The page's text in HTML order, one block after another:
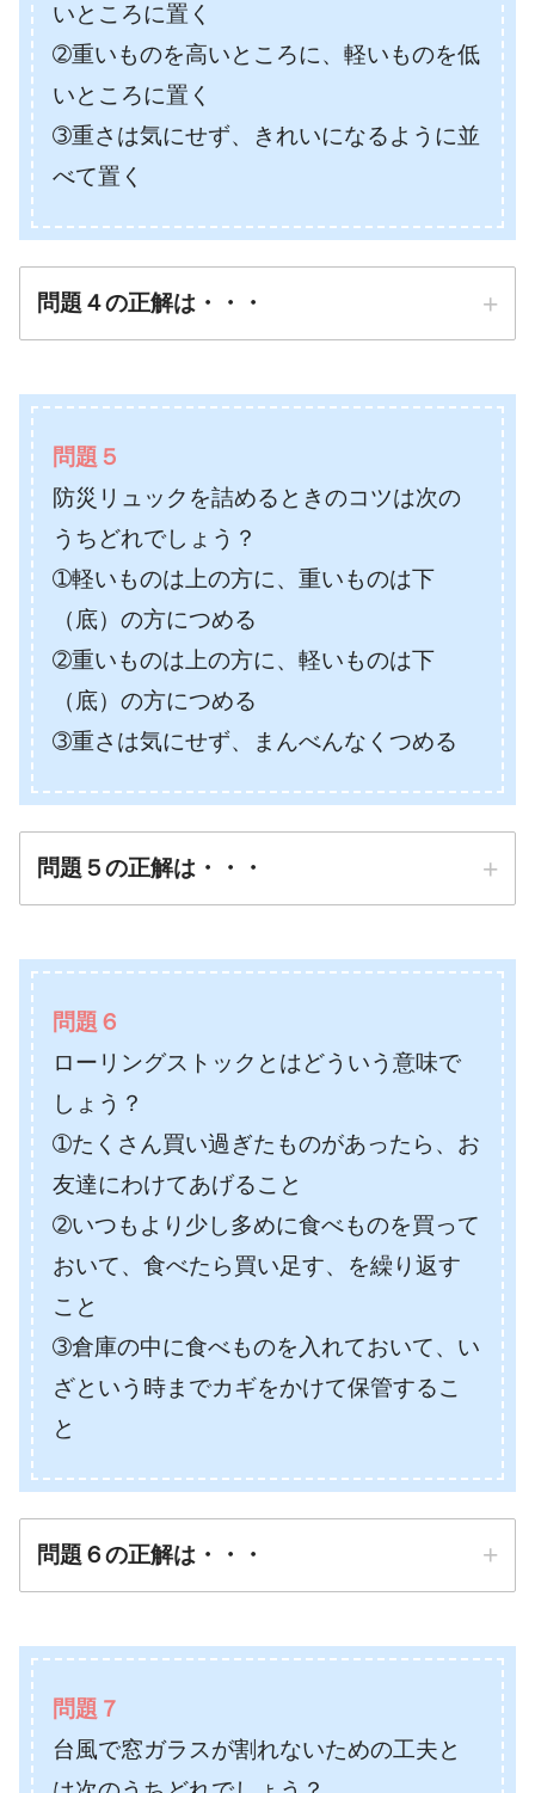
いところに置く
➁重いものを高いところに、軽いものを低
いところに置く
➂重さは気にせず、きれいになるように並
べて置く
問題４の正解は・・・
防災先生
問題５
防災リュックを詰めるときのコツは次の
うちどれでしょう？
➀軽いものは上の方に、重いものは下
（底）の方につめる
➁重いものは上の方に、軽いものは下
（底）の方につめる
➂重さは気にせず、まんべんなくつめる
問題５の正解は・・・
防災先生
問題６
ローリングストックとはどういう意味で
しょう？
➀たくさん買い過ぎたものがあったら、お
友達にわけてあげること
➁いつもより少し多めに食べものを買って
おいて、食べたら買い足す、を繰り返す
こと
➂倉庫の中に食べものを入れておいて、い
ざという時までカギをかけて保管するこ
と
問題６の正解は・・・
防災先生
ら買い足す、を繰り返すこと
問題７
台風で窓ガラスが割れないための工夫と